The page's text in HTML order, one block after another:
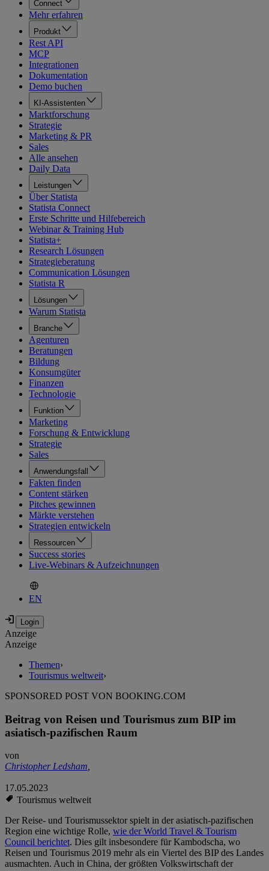
Connect
Mehr erfahren
Produkt
Rest API
MCP
Integrationen
Dokumentation
Demo buchen
KI-Assistenten
Marktforschung
Strategie
Marketing & PR
Sales
Alle ansehen
Daily Data
Leistungen
Über Statista
Statista Connect
Erste Schritte und Hilfebereich
Webinar & Training Hub
Statista+
Research Lösungen
Strategieberatung
Communication Lösungen
Statista R
Lösungen
Warum Statista
Branche
Agenturen
Beratungen
Bildung
Konsumgüter
Finanzen
Technologie
Funktion
Marketing
Forschung & Entwicklung
Strategie
Sales
Anwendungsfall
Fakten finden
Content stärken
Pitches gewinnen
Märkte verstehen
Strategien entwickeln
Ressourcen
Success stories
Live-Webinars & Aufzeichnungen
EN
Anzeige
Anzeige
Themen›
Tourismus weltweit›
SPONSORED POST VON BOOKING.COM
Beitrag von Reisen und Tourismus zum BIP im
asiatisch-pazifischen Raum
von
Christopher Ledsham,
17.05.2023
Tourismus weltweit
Der Reise- und Tourismussektor spielt in der asiatisch-pazifischen
Region eine wichtige Rolle, wie der World Travel & Tourism
Council berichtet. Dies gilt insbesondere für Kambodscha, wo
Reisen und Tourismus 2019 mehr als ein Viertel des BIP des Landes
ausmachten. Auch in China, der größten Volkswirtschaft der